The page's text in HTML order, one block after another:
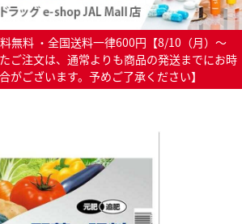
無料 ・全国送料一律600円【8/10（月）～
ご注文は、通常よりも商品の発送までにお時
がございます。予めご了承ください】